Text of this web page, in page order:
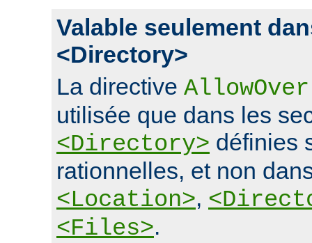
Valable seulement
<Directory>
La directive
utilisée que dans les
<Directory> définies
rationnelles, et non
<Location>,
<Files>.